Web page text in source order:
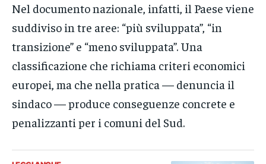
Nel documento nazionale, infatti, il Paese viene
suddiviso in tre aree: “più sviluppata”, “in
transizione” e “meno sviluppata”. Una
classificazione che richiama criteri economici
europei, ma che nella pratica — denuncia il
sindaco — produce conseguenze concrete e
penalizzanti per i comuni del Sud.